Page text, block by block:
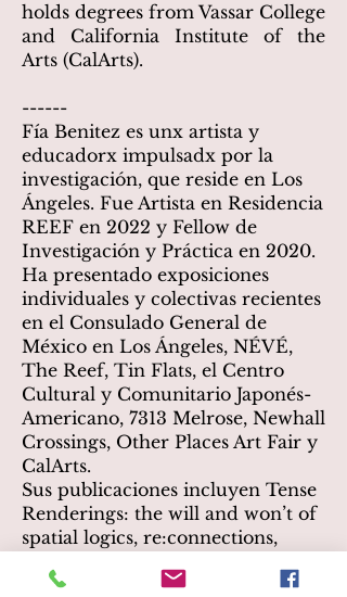
holds degrees from Vassar College
and California Institute of the
Arts (CalArts).
------
Fía Benitez es unx artista y
educadorx impulsadx por la
investigación, que reside en Los
Ángeles. Fue Artista en Residencia
REEF en 2022 y Fellow de
Investigación y Práctica en 2020.
Ha presentado exposiciones
individuales y colectivas recientes
en el Consulado General de
México en Los Ángeles, NÉVÉ,
The Reef, Tin Flats, el Centro
Cultural y Comunitario Japonés-
Americano, 7313 Melrose, Newhall
Crossings, Other Places Art Fair y
CalArts.
Sus publicaciones incluyen Tense
Renderings: the will and won’t of
spatial logics, re:connections,
las revistas Baest Journal, Sublevel